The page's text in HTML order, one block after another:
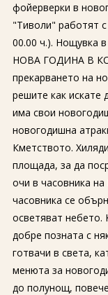
фойерверки в
"Тиволи" работят
00.00 ч.). Нощувка
НОВА ГОДИНА В
прекарването на
решите как искате
има свои
новогодишна
Кметството.
площада, за да
очи в часовника
часовника се
осветяват небето.
добре позната с
готвачи в света,
менюта за
до полунощ,